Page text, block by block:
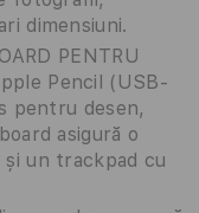
dimensiuni.
PENTRU
Pencil (USB-
pentru desen,
asigură o
un trackpad cu